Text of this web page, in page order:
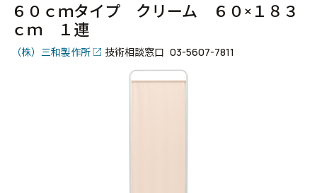
６０ｃｍタイプ クリーム ６０×１８３
ｃｍ １連
（株）三和製作所 技術相談窓口 03-5607-7811